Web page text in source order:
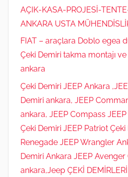
AÇIK-KASA-PROJESİ-
ANKARA USTA
FIAT – araçlara Doblo egea
Çeki Demiri takma montajı
ankara
Çeki Demiri JEEP Ankara
Demiri ankara, JEEP
ankara, JEEP Compass
Çeki Demiri JEEP Patriot Çeki
Renegade JEEP Wrangler
Demiri Ankara JEEP Avenger
ankara,Jeep ÇEKİ